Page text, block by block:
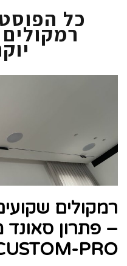
כל
– פתרון
PRO